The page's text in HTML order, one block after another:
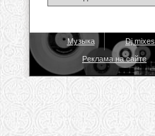
Музыка Dj mixes
Реклама на сайте